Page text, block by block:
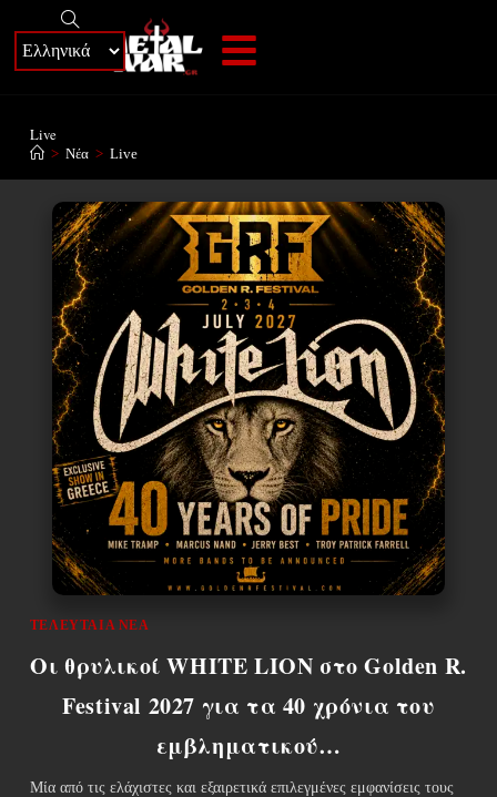
Live
> Νέα > Live
ΤΕΛΕΥΤΑΊΑ ΝΈΑ
Οι θρυλικοί WHITE LION στο Golden R.
Festival 2027 για τα 40 χρόνια του
εμβληματικού…
Μία από τις ελάχιστες και εξαιρετικά επιλεγμένες εμφανίσεις τους